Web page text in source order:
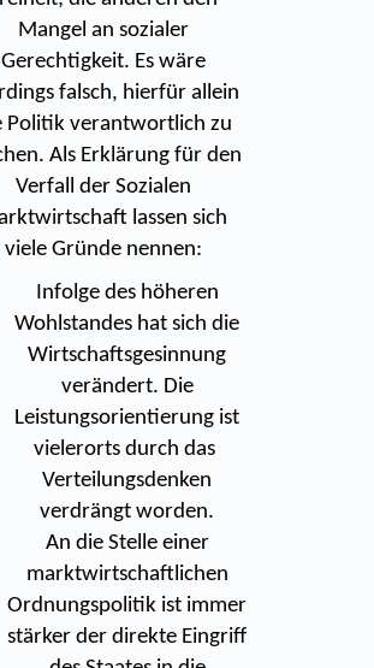
Mangel an sozialer
Gerechtigkeit. Es wäre
falsch, hierfür allein
Politik verantwortlich zu
Als Erklärung für den
Verfall der Sozialen
lassen sich
viele Gründe nennen:
Infolge des höheren
Wohlstandes hat sich die
Wirtschaftsgesinnung
verändert. Die
Leistungsorientierung ist
vielerorts durch das
Verteilungsdenken
verdrängt worden.
An die Stelle einer
marktwirtschaftlichen
Ordnungspolitik ist immer
stärker der direkte Eingriff